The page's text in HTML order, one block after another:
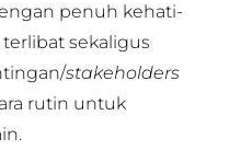
penuh kehati-
sekaligus
stakeholders
rutin untuk